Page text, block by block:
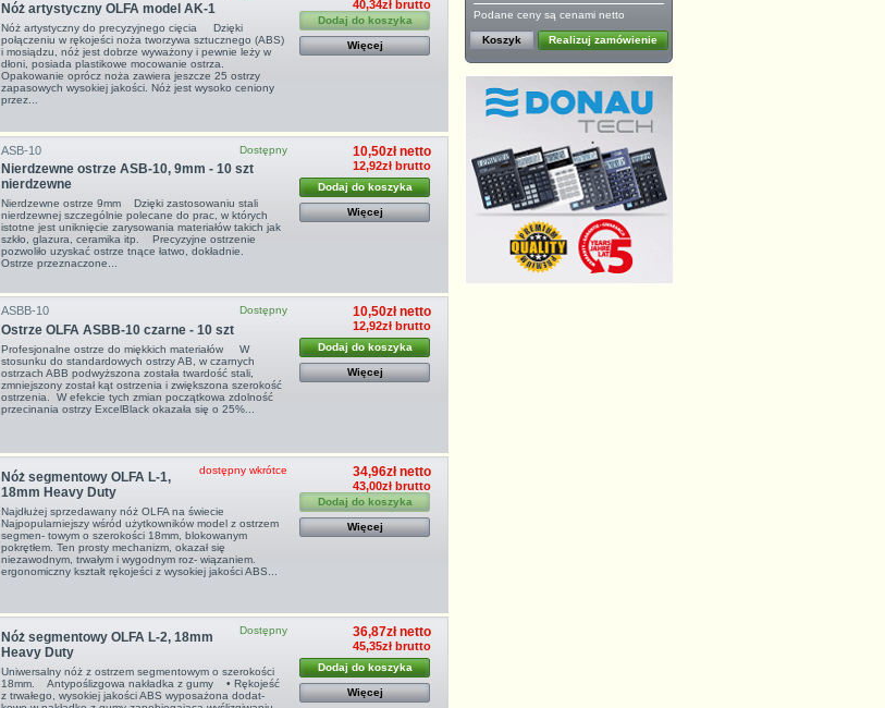
Nóż artystyczny OLFA model AK-1
Nóż artystyczny do precyzyjnego cięcia Dzięki
połączeniu w rękojeści noża tworzywa sztucznego (ABS)
i mosiądzu, nóż jest dobrze wyważony i pewnie leży w
dłoni, posiada plastikowe mocowanie ostrza.
Opakowanie oprócz noża zawiera jeszcze 25 ostrzy
zapasowych wysokiej jakości. Nóż jest wysoko ceniony
przez...
40,34zł brutto
Dodaj do koszyka
Więcej
Dostępny
ASB-10
Nierdzewne ostrze ASB-10, 9mm - 10 szt
nierdzewne
Nierdzewne ostrze 9mm Dzięki zastosowaniu stali
nierdzewnej szczególnie polecane do prac, w których
istotne jest uniknięcie zarysowania materiałów takich jak
szkło, glazura, ceramika itp. Precyzyjne ostrzenie
pozwoliło uzyskać ostrze tnące łatwo, dokładnie.
Ostrze przeznaczone...
10,50zł netto
12,92zł brutto
Dodaj do koszyka
Więcej
Dostępny
ASBB-10
Ostrze OLFA ASBB-10 czarne - 10 szt
Profesjonalne ostrze do miękkich materiałów W
stosunku do standardowych ostrzy AB, w czarnych
ostrzach ABB podwyższona została twardość stali,
zmniejszony został kąt ostrzenia i zwiększona szerokość
ostrzenia. W efekcie tych zmian początkowa zdolność
przecinania ostrzy ExcelBlack okazała się o 25%...
10,50zł netto
12,92zł brutto
Dodaj do koszyka
Więcej
dostępny wkrótce
Nóż segmentowy OLFA L-1,
18mm Heavy Duty
Najdłużej sprzedawany nóż OLFA na świecie
Najpopularniejszy wśród użytkowników model z ostrzem
segmen- towym o szerokości 18mm, blokowanym
pokrętłem. Ten prosty mechanizm, okazał się
niezawodnym, trwałym i wygodnym roz- wiązaniem.
ergonomiczny kształt rękojeści z wysokiej jakości ABS...
34,96zł netto
43,00zł brutto
Dodaj do koszyka
Więcej
Dostępny
Nóż segmentowy OLFA L-2, 18mm
Heavy Duty
Uniwersalny nóż z ostrzem segmentowym o szerokości
18mm. Antypoślizgowa nakładka z gumy • Rękojeść
z trwałego, wysokiej jakości ABS wyposażona dodat-
36,87zł netto
45,35zł brutto
Dodaj do koszyka
Więcej
Podane ceny są cenami netto
Koszyk Realizuj zamówienie